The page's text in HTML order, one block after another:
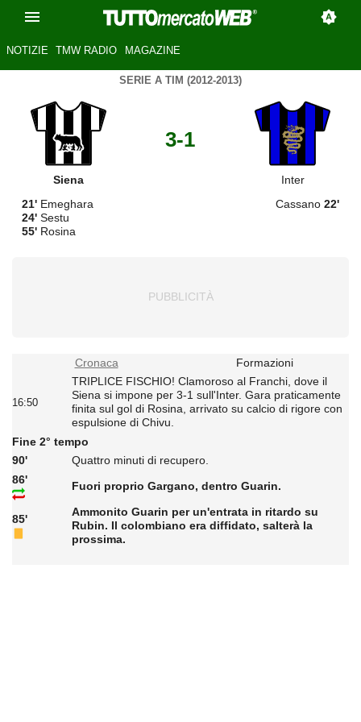
NOTIZIE TMW RADIO MAGAZINE
SERIE A TIM (2012-2013)
Siena
3-1
Inter
21' Emeghara
24' Sestu
55' Rosina
Cassano 22'
Cronaca Formazioni
16:50
TRIPLICE FISCHIO! Clamoroso al Franchi, dove il
Siena si impone per 3-1 sull'Inter. Gara praticamente
finita sul gol di Rosina, arrivato su calcio di rigore con
espulsione di Chivu.
Fine 2° tempo
90'
Quattro minuti di recupero.
86'
Fuori proprio Gargano, dentro Guarin.
85'
Ammonito Guarin per un'entrata in ritardo su
Rubin. Il colombiano era diffidato, salterà la
prossima.